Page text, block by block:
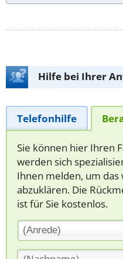
Hilfe bei Ihrer
Telefonhilfe
Sie können hier Ihren
werden sich
Ihnen melden, um
abzuklären. Die
ist für Sie kostenlos.
(Anrede)